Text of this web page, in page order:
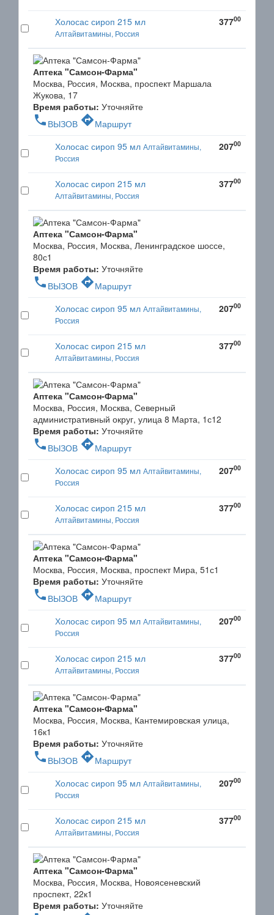
Холосас сироп 215 мл
Алтайвитамины, Россия
37700
Аптека "Самсон-Фарма"
Москва, Россия, Москва, проспект Маршала
Жукова, 17
Время работы: Уточняйте
phone ВЫЗОВ directionsМаршрут
Холосас сироп 95 мл Алтайвитамины,
Россия
20700
Холосас сироп 215 мл
Алтайвитамины, Россия
37700
Аптека "Самсон-Фарма"
Москва, Россия, Москва, Ленинградское шоссе,
80с1
Время работы: Уточняйте
phone ВЫЗОВ directionsМаршрут
Холосас сироп 95 мл Алтайвитамины,
Россия
20700
Холосас сироп 215 мл
Алтайвитамины, Россия
37700
Аптека "Самсон-Фарма"
Москва, Россия, Москва, Северный
административный округ, улица 8 Марта, 1с12
Время работы: Уточняйте
phone ВЫЗОВ directionsМаршрут
Холосас сироп 95 мл Алтайвитамины,
Россия
20700
Холосас сироп 215 мл
Алтайвитамины, Россия
37700
Аптека "Самсон-Фарма"
Москва, Россия, Москва, проспект Мира, 51с1
Время работы: Уточняйте
phone ВЫЗОВ directionsМаршрут
Холосас сироп 95 мл Алтайвитамины,
Россия
20700
Холосас сироп 215 мл
Алтайвитамины, Россия
37700
Аптека "Самсон-Фарма"
Москва, Россия, Москва, Кантемировская улица,
16к1
Время работы: Уточняйте
phone ВЫЗОВ directionsМаршрут
Холосас сироп 95 мл Алтайвитамины,
Россия
20700
Холосас сироп 215 мл
Алтайвитамины, Россия
37700
Аптека "Самсон-Фарма"
Москва, Россия, Москва, Новоясеневский
проспект, 22к1
Время работы: Уточняйте